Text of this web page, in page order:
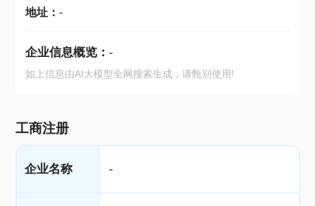
地址： -
企业信息概览： -
如上信息由AI大模型全网搜索生成，请甄别使用!
工商注册
企业名称 -